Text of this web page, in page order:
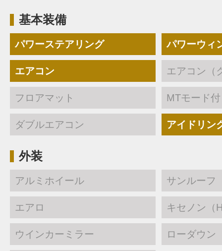
基本装備
パワーステアリング パワーウィ
エアコン エアコン（
フロアマット MTモード
ダブルエアコン アイドリン
外装
アルミホイール サンルーフ
エアロ キセノン（
ウインカーミラー ローダウン